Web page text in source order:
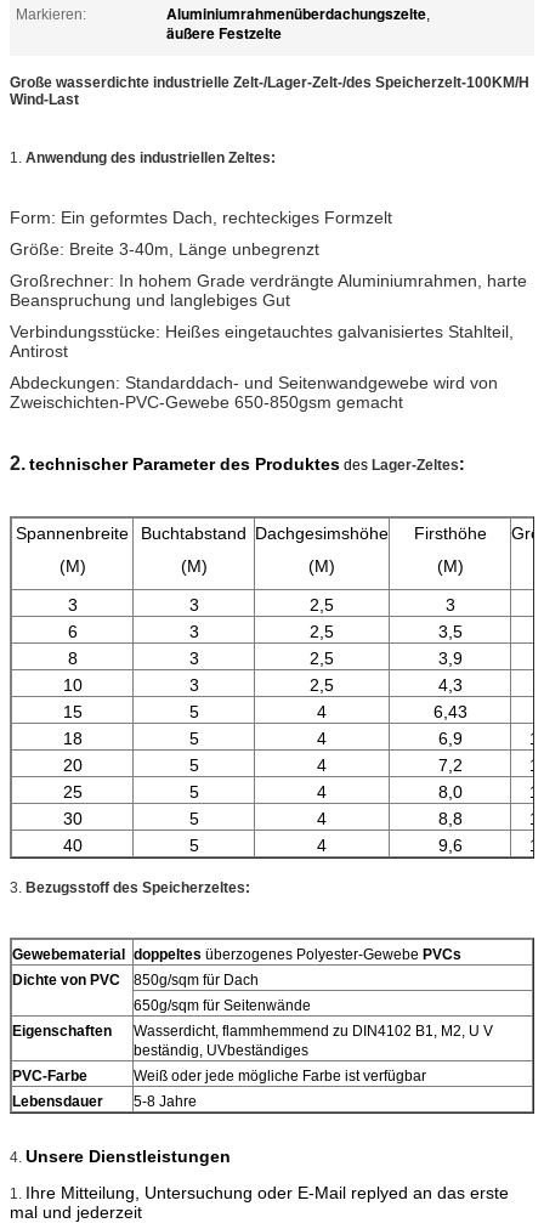
Markieren:
Aluminiumrahmenüberdachungszelte,
äußere Festzelte
Große wasserdichte industrielle Zelt-/Lager-Zelt-/des Speicherzelt-100KM/H
Wind-Last
1. Anwendung des industriellen Zeltes:
Form: Ein geformtes Dach, rechteckiges Formzelt
Größe: Breite 3-40m, Länge unbegrenzt
Großrechner: In hohem Grade verdrängte Aluminiumrahmen, harte
Beanspruchung und langlebiges Gut
Verbindungsstücke: Heißes eingetauchtes galvanisiertes Stahlteil,
Antirost
Abdeckungen: Standarddach- und Seitenwandgewebe wird von
Zweischichten-PVC-Gewebe 650-850gsm gemacht
2.technischer Parameter des Produktes des Lager-Zeltes:
Spannenbreite
(M)
Buchtabstand
(M)
Dachgesimshöhe
(M)
Firsthöhe
(M)
3
3 2,5
3
6
3 2,5
3,5
8
3 2,5
3,9
10
3 2,5
4,3
15
5 4 6,43
18
5 4 6,9
20
5 4 7,2
25
5 4 8,0
30
5 4 8,8
40
5 4 9,6
3. Bezugsstoff des Speicherzeltes:
Gewebematerial doppeltes überzogenes Polyester-Gewebe PVCs
Dichte von PVC
850g/sqm für Dach
650g/sqm für Seitenwände
Eigenschaften
Wasserdicht, flammhemmend zu DIN4102 B1, M2, U V
beständig, UVbeständiges
PVC-Farbe
Weiß oder jede mögliche Farbe ist verfügbar
Lebensdauer
5-8 Jahre
4. Unsere Dienstleistungen
1. Ihre Mitteilung, Untersuchung oder E-Mail replyed an das erste
mal und jederzeit